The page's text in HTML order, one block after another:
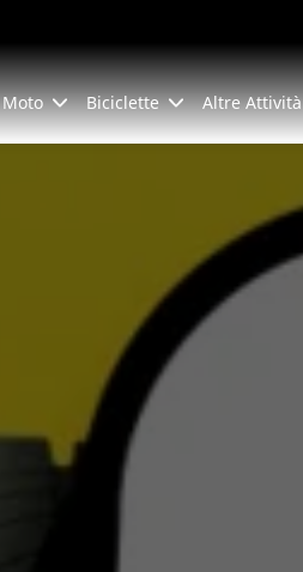
Moto Biciclette Altre Attività